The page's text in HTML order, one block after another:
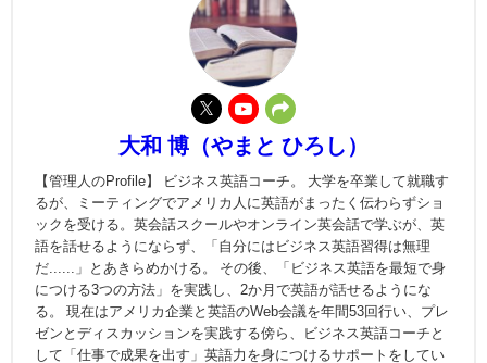
大和 博（やまと ひろし）
【管理人のProfile】 ビジネス英語コーチ。 大学を卒業して就職す
るが、ミーティングでアメリカ人に英語がまったく伝わらずショ
ックを受ける。英会話スクールやオンライン英会話で学ぶが、英
語を話せるようにならず、「自分にはビジネス英語習得は無理
だ......」とあきらめかける。 その後、「ビジネス英語を最短で身
につける3つの方法」を実践し、2か月で英語が話せるようにな
る。 現在はアメリカ企業と英語のWeb会議を年間53回行い、プレ
ゼンとディスカッションを実践する傍ら、ビジネス英語コーチと
して「仕事で成果を出す」英語力を身につけるサポートをしてい